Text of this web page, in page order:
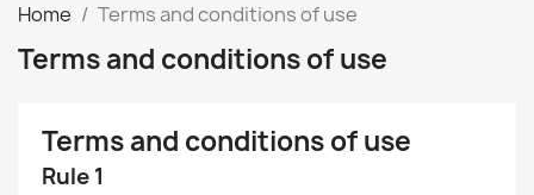
Home Terms and conditions of use
Terms and conditions of use
Terms and conditions of use
Rule 1